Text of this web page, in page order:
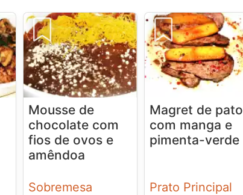
Mousse de
chocolate com
fios de ovos e
amêndoa
Sobremesa
Magret de pato
com manga e
pimenta-verde
Prato Principal